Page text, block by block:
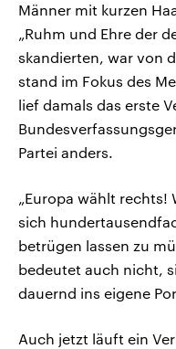
Männer mit kurzen
„Ruhm und Ehre der
skandierten, war von
stand im Fokus des
lief damals das erste
Partei anders.
„Europa wählt
sich
betrügen lassen zu
bedeutet auch nicht,
dauernd ins eigene
Auch jetzt läuft ein